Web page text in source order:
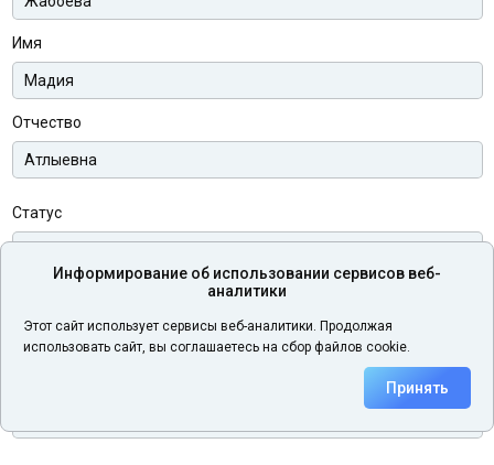
Имя
Отчество
Статус
Информирование об использовании сервисов веб-
аналитики
Этот сайт использует сервисы веб-аналитики. Продолжая
использовать сайт, вы соглашаетесь на сбор файлов cookie.
Принять